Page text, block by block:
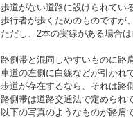
歩道がない道路に設けられてい
歩行者が歩くためのものですが
ただし、2本の実線がある場合は
路側帯と混同しやすいものに路
車道の左側に白線などが引かれ
歩道が存在するなら、それは路
路側帯は道路交通法で定められ
以下の写真のようなものが路肩で